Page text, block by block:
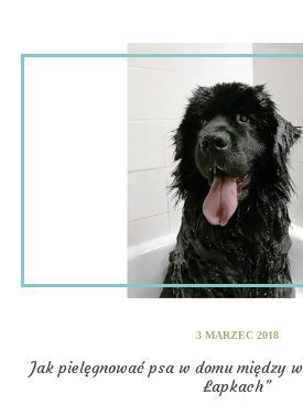
3 MARZEC 2018
Jak pielęgnować psa w domu między
Łapkach”